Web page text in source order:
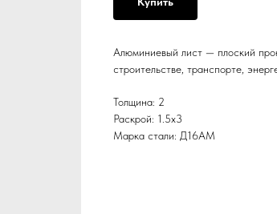
Алюминиевый лист — плоский
строительстве, транспорте,
Толщина: 2
Раскрой: 1.5х3
Марка стали: Д16АМ